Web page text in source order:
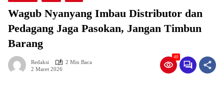
Wagub Nyanyang Imbau Distributor dan
Pedagang Jaga Pasokan, Jangan Timbun
Barang
Redaksi
2 Min Baca
2 Maret 2026
40